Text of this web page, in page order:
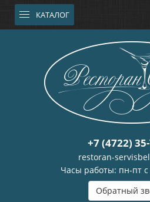
КАТАЛОГ
+7 (4722)
restoran-
Часы работы: пн-пт с
Обратный